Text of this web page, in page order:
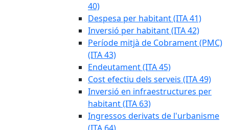
40)
Despesa per habitant (ITA 41)
Inversió per habitant (ITA 42)
Període mitjà de Cobrament (PMC)
(ITA 43)
Endeutament (ITA 45)
Cost efectiu dels serveis (ITA 49)
Inversió en infraestructures per
habitant (ITA 63)
Ingressos derivats de l'urbanisme